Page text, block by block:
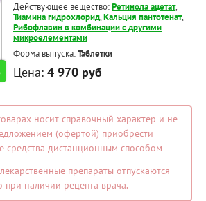
Действующее вещество:Ретинола ацетат,
Тиамина гидрохлорид,Кальция пантотенат,
Рибофлавин в комбинации с другими
микроелементами
Форма выпуска:Таблетки
Цена: 4 970 руб
носит справочный характер и не
(офертой) приобрести
средства дистанционным способом
препараты отпускаются
при наличии рецепта врача.